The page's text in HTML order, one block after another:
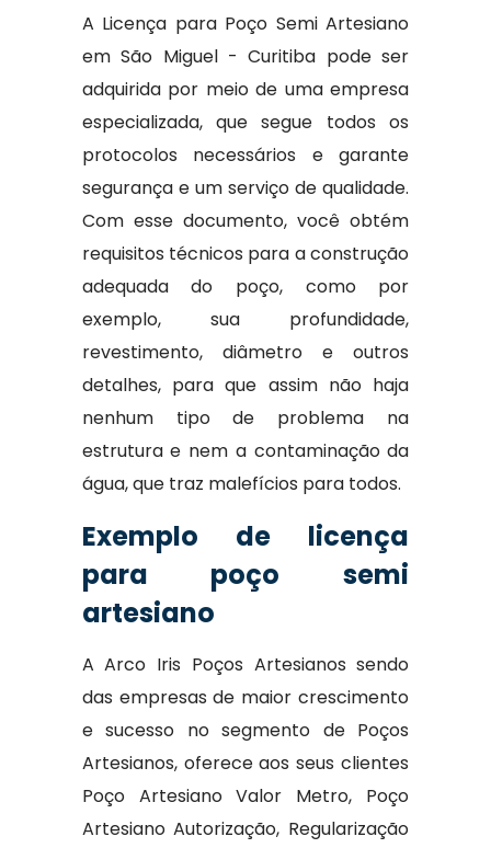
A Licença para Poço Semi Artesiano
em São Miguel - Curitiba pode ser
adquirida por meio de uma empresa
especializada, que segue todos os
protocolos necessários e garante
segurança e um serviço de qualidade.
Com esse documento, você obtém
requisitos técnicos para a construção
adequada do poço, como por
exemplo, sua profundidade,
revestimento, diâmetro e outros
detalhes, para que assim não haja
nenhum tipo de problema na
estrutura e nem a contaminação da
água, que traz malefícios para todos.
Exemplo de licença
para poço semi
artesiano
A Arco Iris Poços Artesianos sendo
das empresas de maior crescimento
e sucesso no segmento de Poços
Artesianos, oferece aos seus clientes
Poço Artesiano Valor Metro, Poço
Artesiano Autorização, Regularização